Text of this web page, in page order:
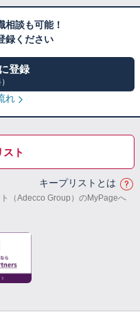
相談も可能！
録ください
登録
れ
スト
キープリストとは
（Adecco Group）のMyPageへ